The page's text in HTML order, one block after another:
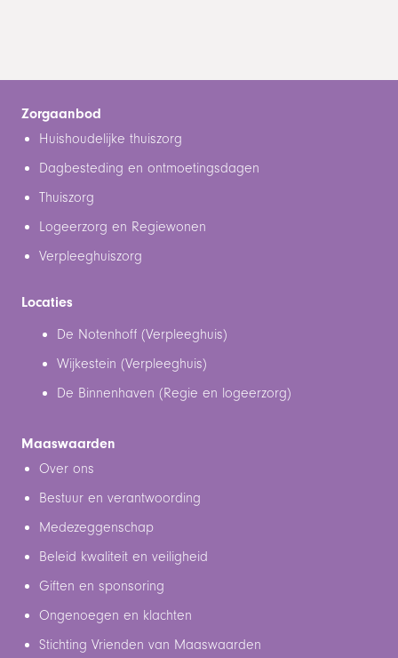
Zorgaanbod
Huishoudelijke thuiszorg
Dagbesteding en ontmoetingsdagen
Thuiszorg
Logeerzorg en Regiewonen
Verpleeghuiszorg
Locaties
De Notenhoff (Verpleeghuis)
Wijkestein (Verpleeghuis)
De Binnenhaven (Regie en logeerzorg)
Maaswaarden
Over ons
Bestuur en verantwoording
Medezeggenschap
Beleid kwaliteit en veiligheid
Giften en sponsoring
Ongenoegen en klachten
Stichting Vrienden van Maaswaarden